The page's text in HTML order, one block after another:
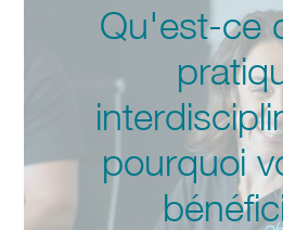
Qu'est-ce
pourquoi